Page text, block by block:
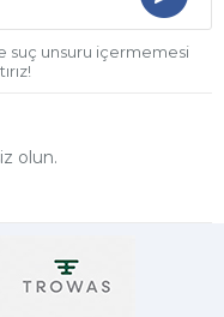
suç unsuru içermemesi
olun.